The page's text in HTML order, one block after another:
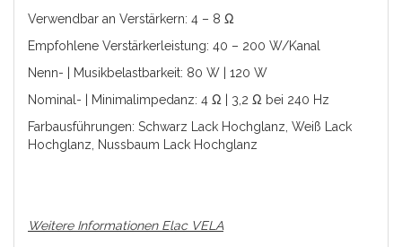
Verwendbar an Verstärkern: 4 – 8 Ω
Empfohlene Verstärkerleistung: 40 – 200 W/Kanal
Nenn- | Musikbelastbarkeit: 80 W | 120 W
Nominal- | Minimalimpedanz: 4 Ω | 3,2 Ω bei 240 Hz
Farbausführungen: Schwarz Lack Hochglanz, Weiß Lack
Hochglanz, Nussbaum Lack Hochglanz
Weitere Informationen Elac VELA